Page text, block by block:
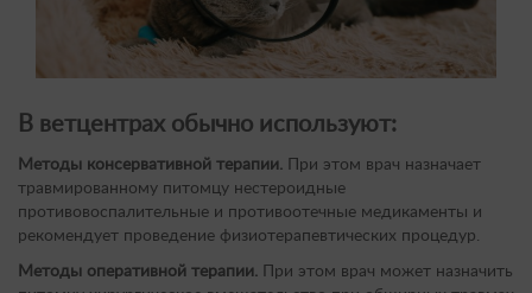
В ветцентрах обычно используют:
Методы консервативной терапии. При этом врач назначает
травмированному питомцу нестероидные
противовоспалительные и противоотечные медикаменты и
рекомендует проведение физиотерапевтических процедур.
Методы оперативной терапии. При этом врач может назначить